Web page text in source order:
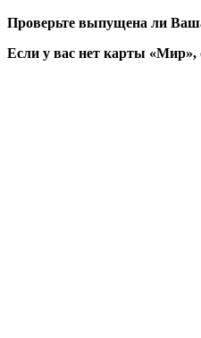
Проверьте выпущена ли
Если у вас нет карты «Мир»,